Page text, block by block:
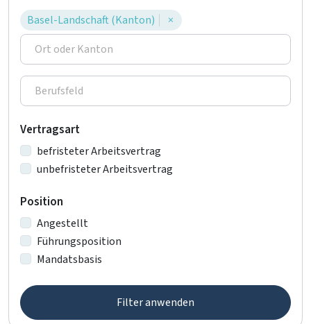
Basel-Landschaft (Kanton) ×
Vertragsart
befristeter Arbeitsvertrag
unbefristeter Arbeitsvertrag
Position
Angestellt
Führungsposition
Mandatsbasis
Filter anwenden